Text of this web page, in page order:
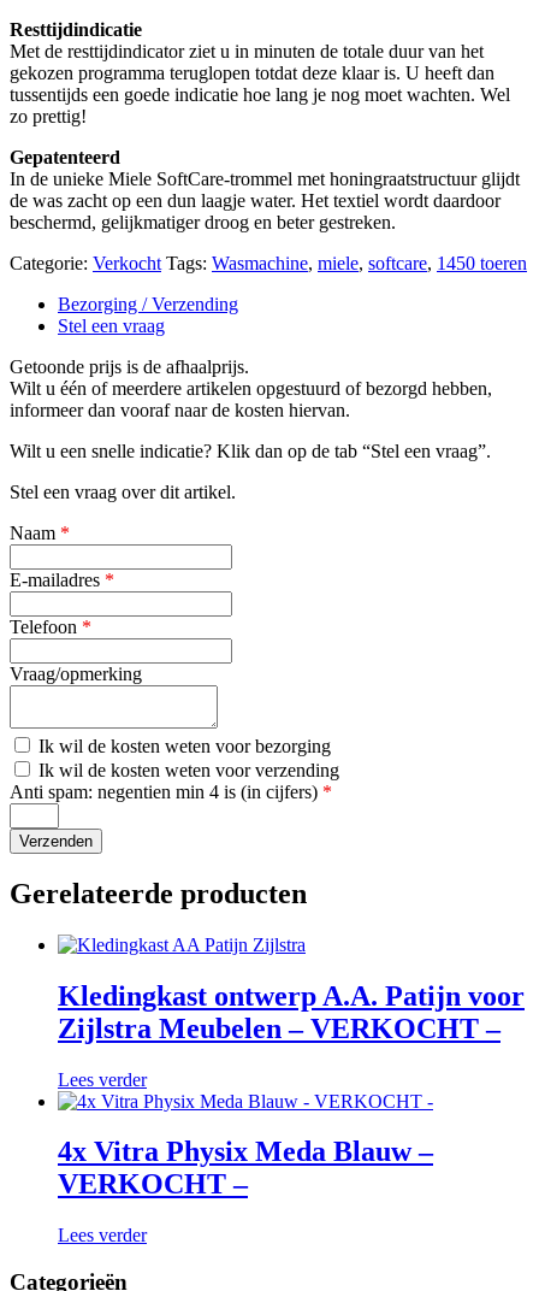
Resttijdindicatie
Met de resttijdindicator ziet u in minuten de totale duur van het
gekozen programma teruglopen totdat deze klaar is. U heeft dan
tussentijds een goede indicatie hoe lang je nog moet wachten. Wel
zo prettig!
Gepatenteerd
In de unieke Miele SoftCare-trommel met honingraatstructuur glijdt
de was zacht op een dun laagje water. Het textiel wordt daardoor
beschermd, gelijkmatiger droog en beter gestreken.
Categorie: Verkocht Tags: Wasmachine, miele, softcare, 1450 toeren
Bezorging / Verzending
Stel een vraag
Getoonde prijs is de afhaalprijs.
Wilt u één of meerdere artikelen opgestuurd of bezorgd hebben,
informeer dan vooraf naar de kosten hiervan.
Wilt u een snelle indicatie? Klik dan op de tab “Stel een vraag”.
Stel een vraag over dit artikel.
Naam *
E-mailadres *
Telefoon *
Vraag/opmerking
Kosten
bezorging
Ik wil de kosten weten voor bezorging
Kosten
verzending
Ik wil de kosten weten voor verzending
Anti spam: negentien min 4 is (in cijfers) *
Gerelateerde producten
Kledingkast ontwerp A.A. Patijn voor
Zijlstra Meubelen – VERKOCHT –
Lees verder
4x Vitra Physix Meda Blauw –
VERKOCHT –
Lees verder
Categorieën